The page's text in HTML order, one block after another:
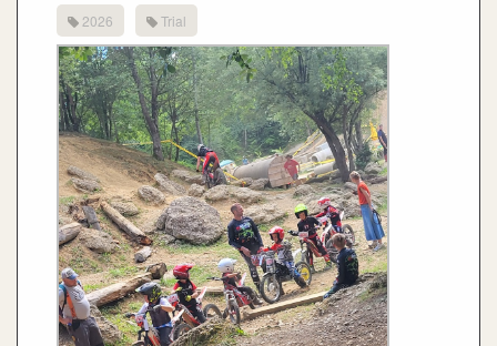
2026 Trial